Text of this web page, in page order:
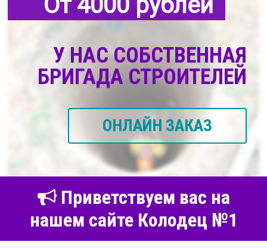
У НАС СОБСТВЕННАЯ
БРИГАДА СТРОИТЕЛЕЙ
ОНЛАЙН ЗАКАЗ
Приветствуем вас на
нашем сайте Колодец №1